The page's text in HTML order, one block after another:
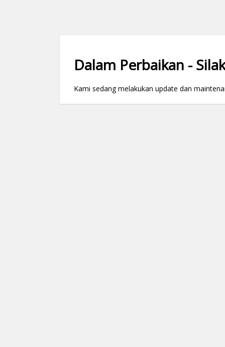
Dalam Perbaikan -
Kami sedang melakukan update dan